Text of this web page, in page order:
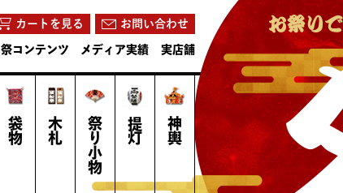
カートを見る お問い合わせ
祭コンテンツ メディア実績 実店舗
袋物 木札 祭り小物 提灯 神輿